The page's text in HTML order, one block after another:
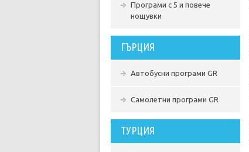
Програми с 5 и повече
нощувки
ГЪРЦИЯ
Автобусни програми GR
Самолетни програми GR
ТУРЦИЯ